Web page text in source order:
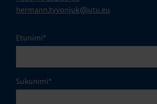
hermann.tyvonjuk@utu.eu
Etunimi*
Sukunimi*